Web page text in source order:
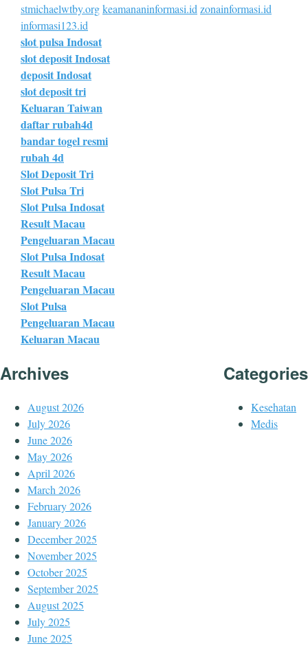
stmichaelwtby.orgkeamananinformasi.id zonainformasi.id
informasi123.id
slot pulsa Indosat
slot deposit Indosat
deposit Indosat
slot deposit tri
Keluaran Taiwan
daftar rubah4d
bandar togel resmi
rubah 4d
Slot Deposit Tri
Slot Pulsa Tri
Slot Pulsa Indosat
Result Macau
Pengeluaran Macau
Slot Pulsa Indosat
Result Macau
Pengeluaran Macau
Slot Pulsa
Pengeluaran Macau
Keluaran Macau
Archives
August 2026
July 2026
June 2026
May 2026
April 2026
March 2026
February 2026
January 2026
December 2025
November 2025
October 2025
September 2025
August 2025
July 2025
June 2025
Categories
Kesehatan
Medis